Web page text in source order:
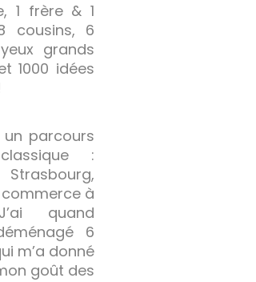
1 frère & 1
cousins, 6
grands
1000 idées
un parcours
:
à
quand
6
m’a donné
goût des